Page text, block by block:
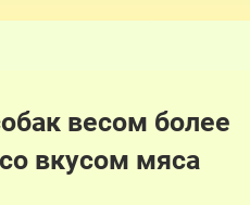
весом более
вкусом мяса